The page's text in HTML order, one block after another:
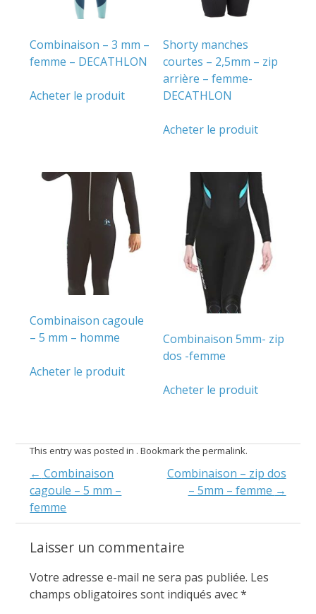
Combinaison – 3 mm –
femme – DECATHLON
Acheter le produit
Shorty manches
courtes – 2,5mm – zip
arrière – femme-
DECATHLON
Acheter le produit
Combinaison cagoule
– 5 mm – homme
Acheter le produit
Combinaison 5mm- zip
dos -femme
Acheter le produit
This entry was posted in . Bookmark thepermalink.
Post
navigation
← Combinaison
cagoule – 5 mm –
femme
Combinaison – zip dos
– 5mm – femme →
Laisser un commentaire
Votre adresse e-mail ne sera pas publiée. Les
champs obligatoires sont indiqués avec*